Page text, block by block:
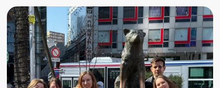
Нас ждет насыщенный день! Токио — город
словно с другой планеты, и сегодня мы
обязательно попытаемся его понять и
почувствовать.
В первую очередь поднимемся на Shibuya
Sky, откуда нам откроется вид на
легендарный перекресток. Сделаем
фотографии на стеклянных переходах с
видом на город и начнем понемногу
проникаться Японией.